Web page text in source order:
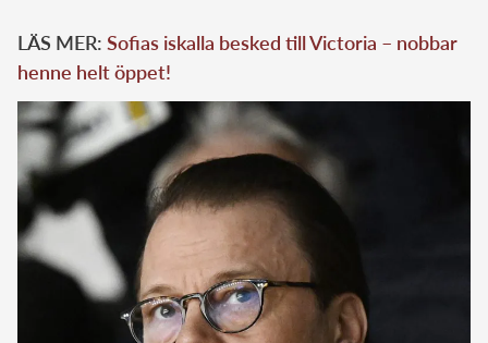
LÄS MER: Sofias iskalla besked till Victoria – nobbar
henne helt öppet!